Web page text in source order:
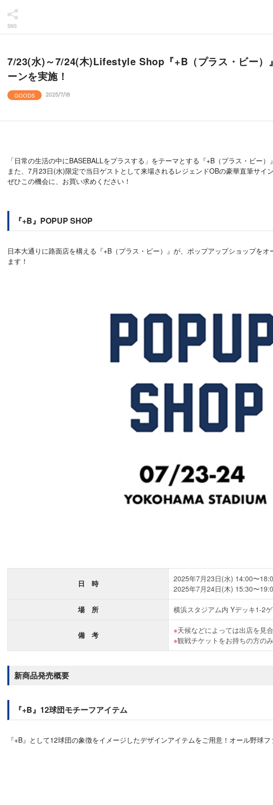
SNS
7/23(水)～7/24(木)Lifestyle Shop『+B（プラス・ビー）
ーンを実施！
GOODS 2025/7/18
「日常の生活の中にBASEBALLをプラスする」をテーマとする『+B（プラス・ビー
また、7月23日(水)限定で当日ゲストとして来場されるレジェンドOBの豪華直筆サイ
ぜひこの機会に、お買い求めください！
『+B』POPUP SHOP
日本大通りに路面店を構える『+B（プラス・ビー）』が、ポップアップショップを
ます！
日 時
2025年7月23日(水) 14:00〜
2025年7月24日(木) 15:30〜
場 所 横浜スタジアム内 Yデッキ1-2
備 考
天候などによっては出店を見
観戦チケットをお持ちの方の
新商品発売概要
『+B』12球団モチーフアイテム
『+B』として12球団の象徴をイメージしたデザインアイテムをご用意！オール野球フ